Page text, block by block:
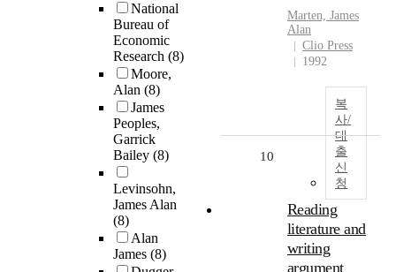
National
Bureau of
Economic
Research (8)
Moore,
Alan (8)
James
Peoples,
Garrick
Bailey (8)
Levinsohn,
James Alan
(8)
Alan
James (8)
Marten, James
Alan
Clio Press
1992
복
사/
대
출
신
청
10
Reading
literature and
writing
argument